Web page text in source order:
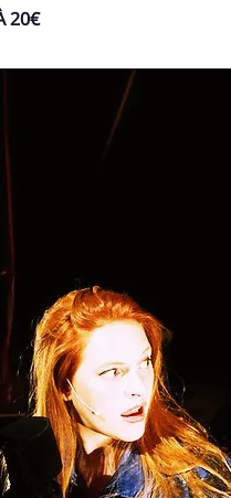
20€